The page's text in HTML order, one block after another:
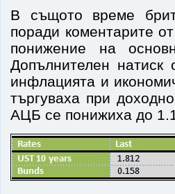
В същото време
поради коментарите
понижение на
Допълнителен натиск
инфлацията и
търгуваха при
АЦБ се понижиха до